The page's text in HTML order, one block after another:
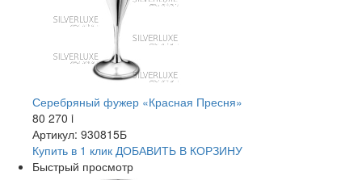
Серебряный фужер «Красная Пресня»
80 270 i
Артикул: 930815Б
Купить в 1 клик ДОБАВИТЬ В КОРЗИНУ
Быстрый просмотр